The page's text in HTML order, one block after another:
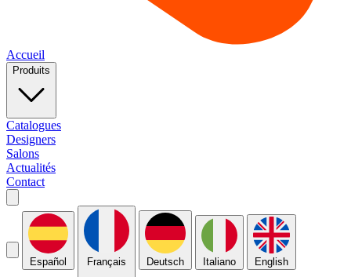
Accueil
Produits
Catalogues
Designers
Salons
Actualités
Contact
Español Français Deutsch Italiano English